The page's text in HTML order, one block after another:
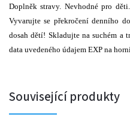
Doplněk stravy. Nevhodné pro
Vyvarujte se překročení denního
dosah dětí! Skladujte na suchém a
data uvedeného údajem EXP na
Související produkty